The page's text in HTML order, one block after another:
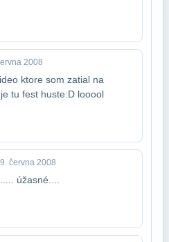
2008
ktore som zatial na
tu fest huste:D ​looool
června 2008
úžasné....